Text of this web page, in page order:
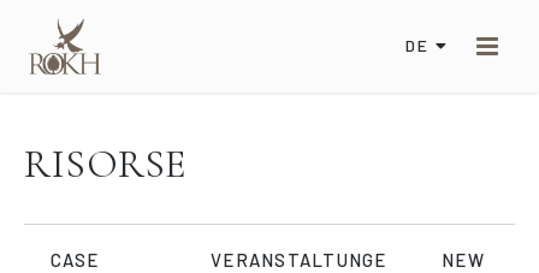
DE
RISORSE
CASE
VERANSTALTUNGE
NEW